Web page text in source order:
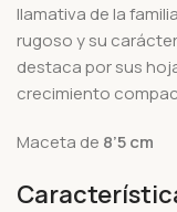
llamativa de la
rugoso y su
destaca por sus
crecimiento
Maceta de 8’5 cm